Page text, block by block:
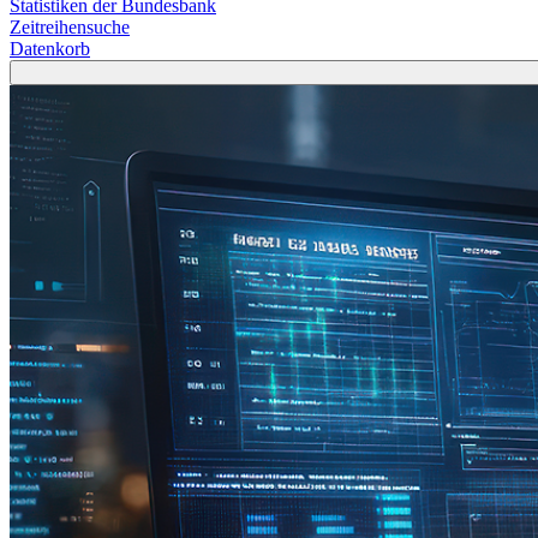
Statistiken der Bundesbank
Zeitreihensuche
Datenkorb